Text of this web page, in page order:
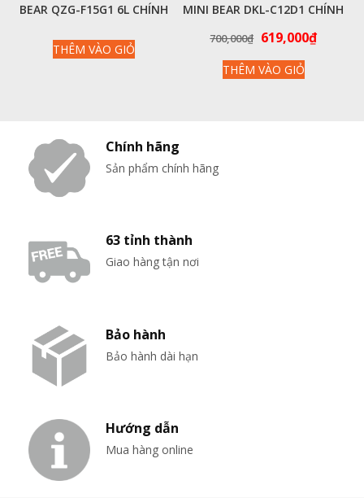
BEAR QZG-F15G1 6L CHÍNH
THÊM VÀO GIỎ
MINI BEAR DKL-C12D1 CHÍNH
700,000₫ Giá
là:
619,000₫Giá
THÊM VÀO GIỎ
Chính hãng
Sản phẩm chính hãng
63 tỉnh thành
Giao hàng tận nơi
Bảo hành
Bảo hành dài hạn
Hướng dẫn
Mua hàng online